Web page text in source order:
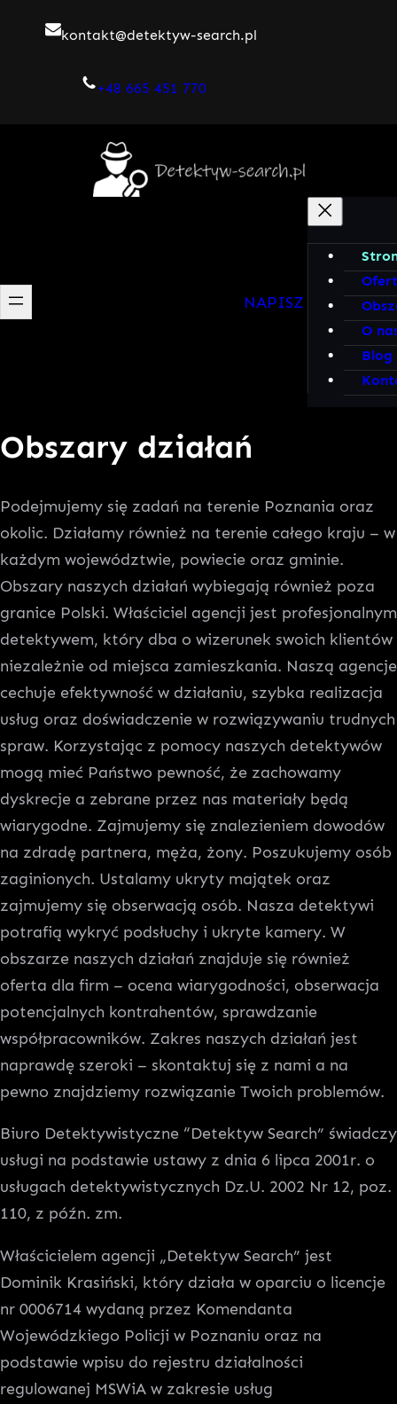
kontakt@detektyw-search.pl
+48 665 451 770
O
Blog
NAPISZ DO MNIE!
Obszary działań
Podejmujemy się zadań na terenie Poznania oraz
okolic. Działamy również na terenie całego kraju – w
każdym województwie, powiecie oraz gminie.
Obszary naszych działań wybiegają również poza
granice Polski. Właściciel agencji jest profesjonalnym
detektywem, który dba o wizerunek swoich klientów
niezależnie od miejsca zamieszkania. Naszą agencje
cechuje efektywność w działaniu, szybka realizacja
usług oraz doświadczenie w rozwiązywaniu trudnych
spraw. Korzystając z pomocy naszych detektywów
mogą mieć Państwo pewność, że zachowamy
dyskrecje a zebrane przez nas materiały będą
wiarygodne. Zajmujemy się znalezieniem dowodów
na zdradę partnera, męża, żony. Poszukujemy osób
zaginionych. Ustalamy ukryty majątek oraz
zajmujemy się obserwacją osób. Nasza detektywi
potrafią wykryć podsłuchy i ukryte kamery. W
obszarze naszych działań znajduje się również
oferta dla firm – ocena wiarygodności, obserwacja
potencjalnych kontrahentów, sprawdzanie
współpracowników. Zakres naszych działań jest
naprawdę szeroki – skontaktuj się z nami a na
pewno znajdziemy rozwiązanie Twoich problemów.
Biuro Detektywistyczne “Detektyw Search” świadczy
usługi na podstawie ustawy z dnia 6 lipca 2001r. o
usługach detektywistycznych Dz.U. 2002 Nr 12, poz.
110, z późn. zm.
Właścicielem agencji „Detektyw Search” jest
Dominik Krasiński, który działa w oparciu o licencje
nr 0006714 wydaną przez Komendanta
Wojewódzkiego Policji w Poznaniu oraz na
podstawie wpisu do rejestru działalności
regulowanej MSWiA w zakresie usług